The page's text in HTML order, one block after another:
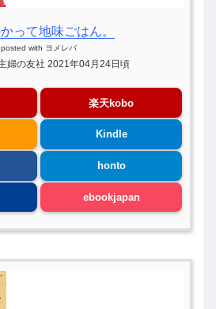
って地味ごはん。
posted with ヨメレバ
婦の友社 2021年04月24日頃
楽天kobo
Kindle
honto
ebookjapan